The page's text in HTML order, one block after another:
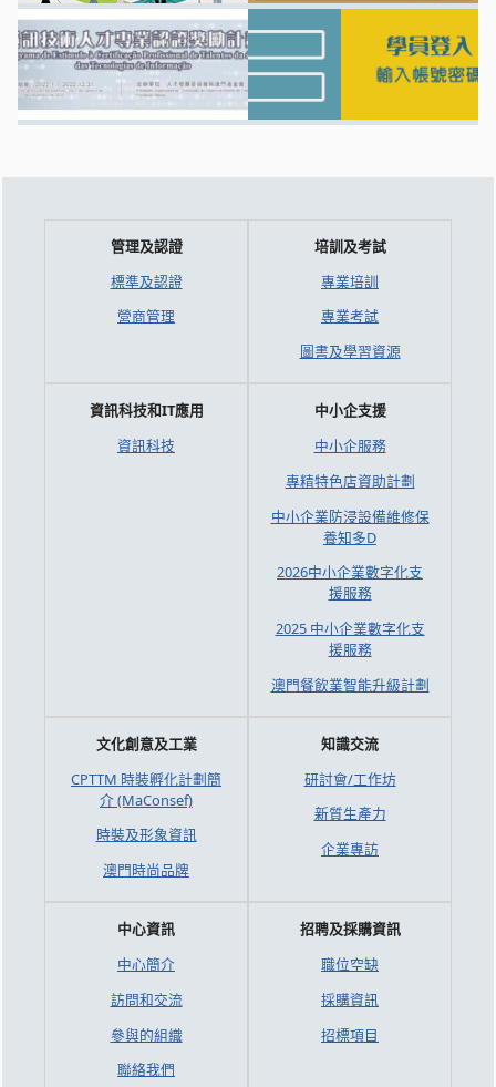
管理及認證
標準及認證
營商管理
培訓及考試
專業培訓
專業考試
圖書及學習資源
資訊科技和IT應用
資訊科技
中小企支援
中小企服務
專精特色店資助計劃
中小企業防浸設備維修保
養知多D
2026中小企業數字化支
援服務
2025 中小企業數字化支
援服務
澳門餐飲業智能升級計劃
文化創意及工業
CPTTM 時裝孵化計劃簡
介 (MaConsef)
時裝及形象資訊
澳門時尚品牌
知識交流
研討會/工作坊
新質生產力
企業專訪
中心資訊
中心簡介
訪問和交流
參與的組織
聯絡我們
招聘及採購資訊
職位空缺
採購資訊
招標項目